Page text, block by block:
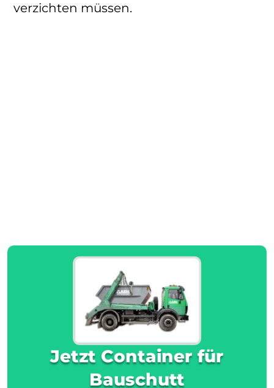
verzichten müssen.
Jetzt Container für
Bauschutt